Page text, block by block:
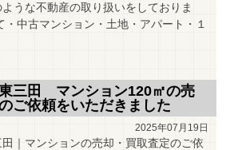
うな不動産の取り扱いをしておりま
・中古マンション・土地・アパート・１
三田 マンション120㎡の売
ご依頼をいただきました
2025年07月19日
｜マンションの売却・買取査定のご依